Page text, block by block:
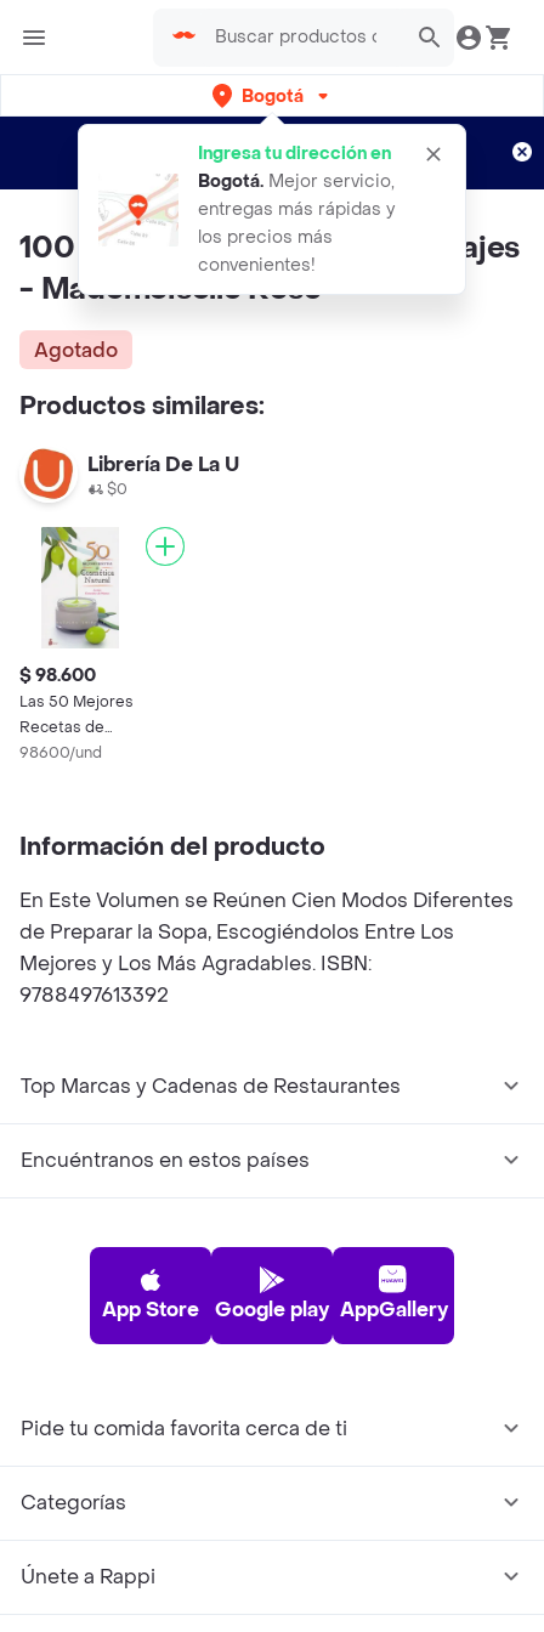
Bogotá
Ingresa tu dirección en
Bogotá. Mejor servicio,
entregas más rápidas y
los precios más
convenientes!
envíos gratis por semanas
Aplican TyC
100 Fórmulas Para Sopas y Potajes
- Mademoiselle Rose
Agotado
Productos similares:
Librería De La U
$0
$ 98.600
Las 50 Mejores
Recetas de
Cosmética Natural
98600/und
Información del producto
En Este Volumen se Reúnen Cien Modos Diferentes
de Preparar la Sopa, Escogiéndolos Entre Los
Mejores y Los Más Agradables. ISBN:
9788497613392
Top Marcas y Cadenas de Restaurantes
Encuéntranos en estos países
App Store Google play AppGallery
Pide tu comida favorita cerca de ti
Categorías
Únete a Rappi